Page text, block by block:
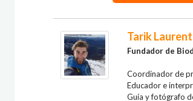
Tarik Laurent
Fundador de
Coordinador de
Educador e
Guía y fotógrafo